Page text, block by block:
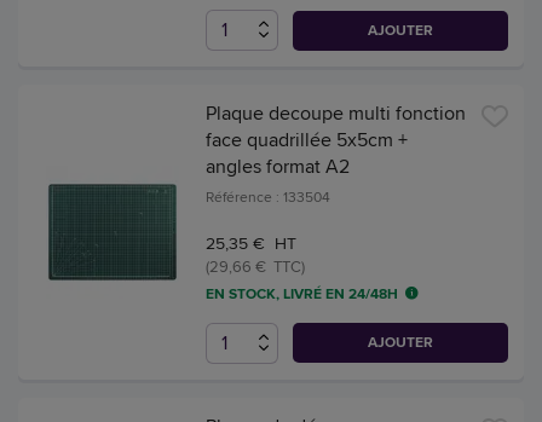
AJOUTER
Plaque decoupe multi fonction
face quadrillée 5x5cm +
angles format A2
Référence : 133504
25,35 € HT
(29,66 € TTC)
EN STOCK, LIVRÉ EN 24/48H
AJOUTER